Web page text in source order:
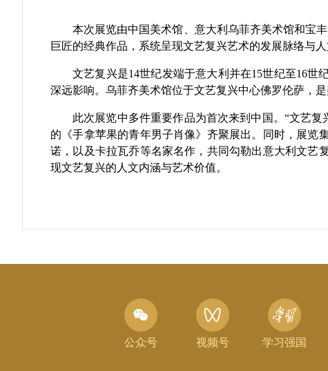
本次展览由中国美术馆、意大利乌菲齐美术馆和宝
巨匠的经典作品，系统呈现文艺复兴艺术的发展脉络与人
文艺复兴是14世纪发端于意大利并在15世纪至16
深远影响。乌菲齐美术馆位于文艺复兴中心佛罗伦萨，
此次展览中多件重要作品为首次来到中国。“文艺
的《手拿苹果的青年男子肖像》齐聚展出。同时，展览
诺，以及卡拉瓦乔等名家名作，共同勾勒出意大利文艺
现文艺复兴的人文内涵与艺术价值。
公众号 视频号 学习强国